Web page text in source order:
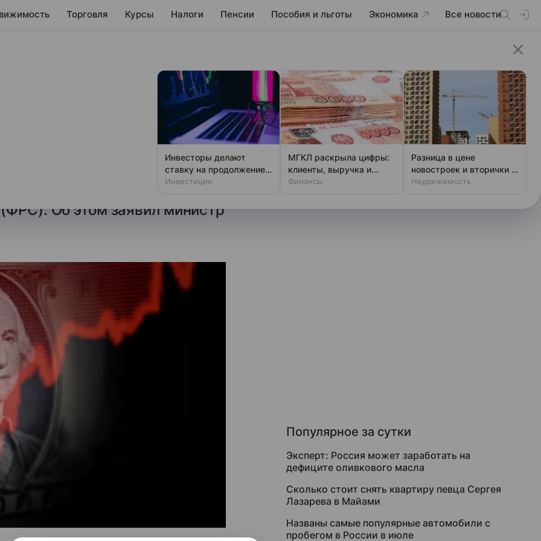
Торговля Курсы Налоги Пенсии Пособия и льготы Экономика Все новости
в рецессии
отдельные ее сектора
числе из-за политики
Об этом заявил министр
Популярное за сутки
Эксперт: Россия может заработать на
дефиците оливкового масла
Сколько стоит снять квартиру певца Сергея
Лазарева в Майами
Названы самые популярные автомобили с
пробегом в России в июле
Инвесторы делают
ставку на продолжение
смягчения политики ЦБ
Инвестиции
МГКЛ раскрыла цифры:
клиенты, выручка и
амбициозные планы
Финансы
Разница в цене
новостроек и вторички в
Москве за год выросла
Недвижимость